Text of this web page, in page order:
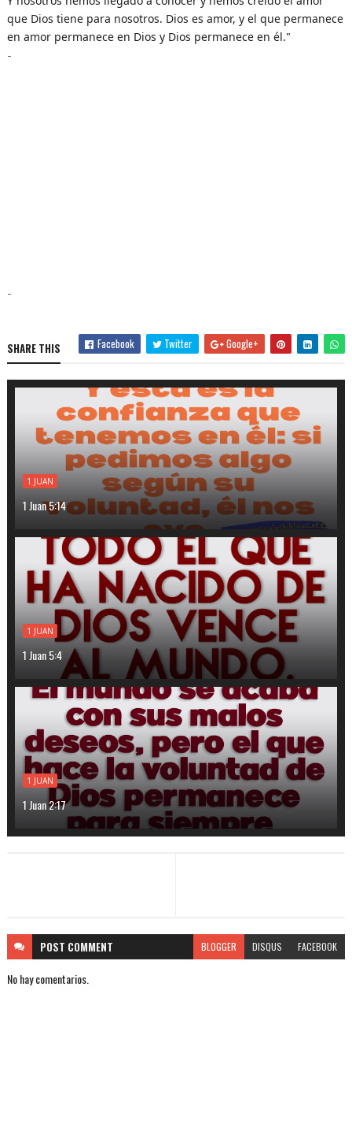
que Dios tiene para nosotros. Dios es amor, y el que permanece
en amor permanece en Dios y Dios permanece en él."
-
-
SHARE THIS Facebook Twitter Google+
1 JUAN
1 Juan 5:14
1 JUAN
1 Juan 5:4
1 JUAN
1 Juan 2:17
POST COMMENT BLOGGER DISQUS FACEBOOK
No hay comentarios.